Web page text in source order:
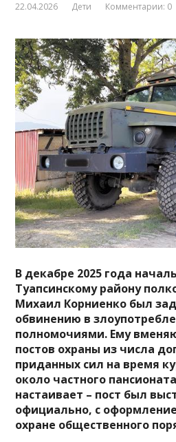
22.04.2026 Дети Комментарии: 0
В декабре 2025 года
Туапсинскому району
Михаил Корниенко был
обвинению в
полномочиями. Ему
постов охраны из числа
приданных сил на время
около частного
настаивает – пост был
официально, с
охране общественного